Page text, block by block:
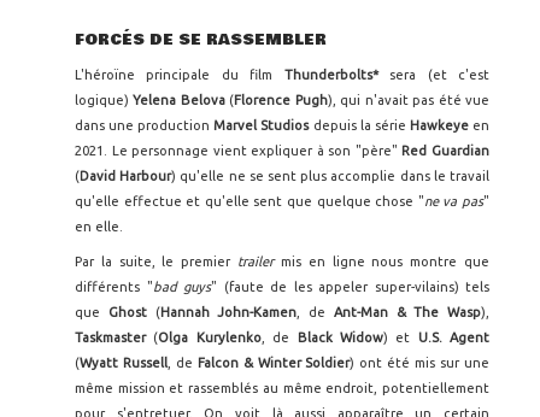
FORCÉS DE SE RASSEMBLER
L'héroïne principale du film Thunderbolts* sera (et c'est
logique)Yelena Belova (Florence Pugh), qui n'avait pas été vue
dans une productionMarvel Studios depuis la série Hawkeye en
2021. Le personnage vient expliquer à son "père" Red Guardian
(David Harbour) qu'elle ne se sent plus accomplie dans le travail
qu'elle effectue et qu'elle sent que quelque chose "ne va pas"
en elle.
Par la suite, le premier trailer mis en ligne nous montre que
différents "bad guys" (faute de les appeler super-vilains) tels
que
Ghost (Hannah John-Kamen , de Ant-Man & The Wasp),
Taskmaster (Olga Kurylenko, de Black Widow) et U.S. Agent
(Wyatt Russell, de Falcon & Winter Soldier) ont été mis sur une
même mission et rassemblés au même endroit, potentiellement
pour s'entretuer. On voit là aussi apparaître un certain